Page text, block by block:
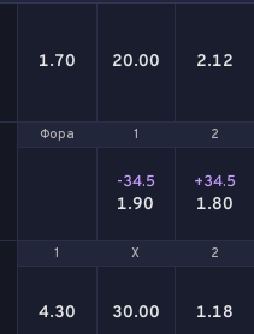
1.70 20.00 2.12
Фора 1 2
Фора 1 2
-34.5
1.90
+34.5
1.80
1 Х 2
1 Х 2
4.30 30.00 1.18